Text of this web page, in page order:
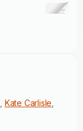
Kate Carlisle